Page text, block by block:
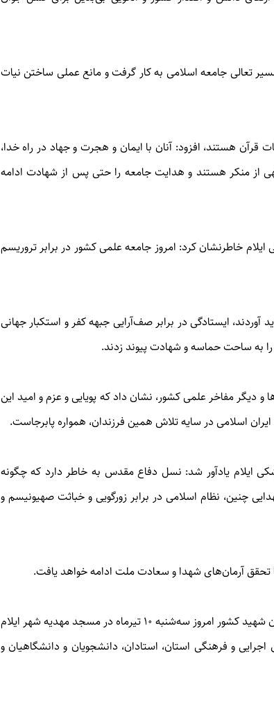
تعالی جامعه اسلامی به کار گرفت و مانع عملی ساختن نیات
قرآن هستند، افزود: آنان با ایمان و هجرت و جهاد در راه خدا،
از منکر هستند و هدایت جامعه را حتی پس از شهادت ادامه
خاطرنشان کرد: امروز جامعه علمی کشور در برابر تروریسم
ایستادگی در برابر صف‌آرایی جبهه کفر و استکبار جهانی
را به ساحت حماسه و شهادت پیوند زدند.
دیگر مفاخر علمی کشور، نشان داد که پویایی و عزم و امید این
اسلامی در سایه تلاش همین فرزندان، همواره پابرجاست.
ایلام یادآور شد: نسل دفاع مقدس به خاطر دارد که چگونه
چنین، نظام اسلامی در برابر زورگویی و خباثت صهیونیسم و
آرمان‌های شهدا و سعادت ملت ادامه خواهد یافت.
مراسم بزرگداشت دانشمند شهید دکتر طهرانچی، دانشمندان و سرداران شهید کشور امروز سه‌شنبه ۱۰ تیرماه در مسجد مهدیه شهر ایلام
و فرهنگی استان، استادان، دانشجویان و دانشگاهیان و